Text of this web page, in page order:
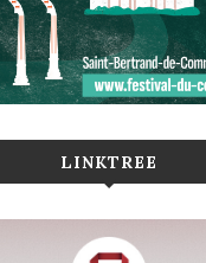
LINKTREE